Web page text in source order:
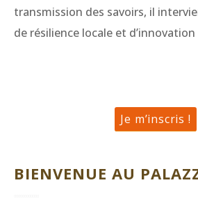
transmission des savoirs, il
de résilience locale et d’innovation
Je m’inscris !
BIENVENUE AU